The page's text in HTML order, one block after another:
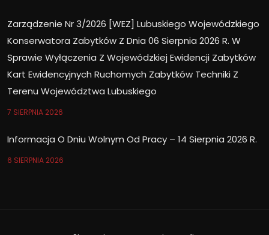
Zarządzenie Nr 3/2026 [WEZ] Lubuskiego Wojewódzkiego
Konserwatora Zabytków Z Dnia 06 Sierpnia 2026 R. W
Sprawie Wyłączenia Z Wojewódzkiej Ewidencji Zabytków
Kart Ewidencyjnych Ruchomych Zabytków Techniki Z
Terenu Województwa Lubuskiego
7 SIERPNIA 2026
Informacja O Dniu Wolnym Od Pracy – 14 Sierpnia 2026 R.
6 SIERPNIA 2026